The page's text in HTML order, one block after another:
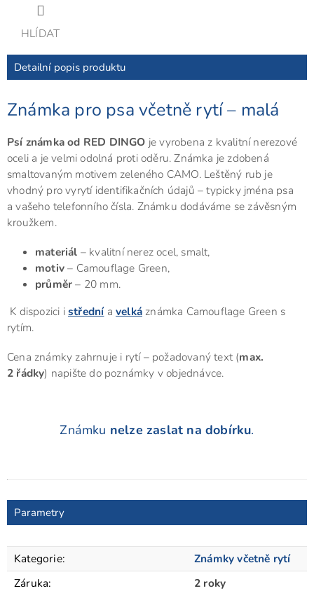
HLÍDAT
Detailní popis produktu
Známka pro psa včetně rytí – malá
Psí známka od RED DINGO je vyrobena z kvalitní nerezové
oceli a je velmi odolná proti oděru. Známka je zdobená
smaltovaným motivem zeleného CAMO. Leštěný rub je
vhodný pro vyrytí identifikačních údajů – typicky jména psa
a vašeho telefonního čísla. Známku dodáváme se závěsným
kroužkem.
materiál – kvalitní nerez ocel, smalt,
motiv– Camouflage Green,
průměr– 20 mm.
K dispozici istředníavelká známka Camouflage Green s
rytím.
Cena známky zahrnuje i rytí – požadovaný text (max.
2 řádky) napište do poznámky v objednávce.
Známku nelze zaslat na dobírku.
Parametry
Kategorie:
Známky včetně rytí
Záruka: 2 roky